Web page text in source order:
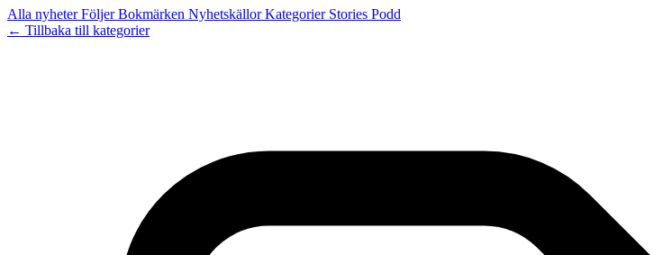
Alla nyheterFöljerBokmärken NyhetskällorKategorier Stories Podd
← Tillbaka till kategorier